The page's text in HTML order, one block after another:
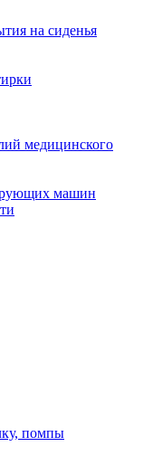
на сиденья
медицинского
машин
помпы